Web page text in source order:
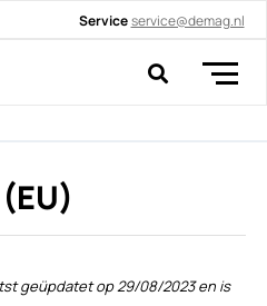
Serviceservice@demag.nl
geüpdatet op 29/08/2023 en is